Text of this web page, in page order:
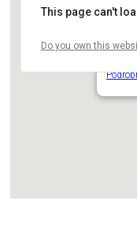
This page can't
Do you own this